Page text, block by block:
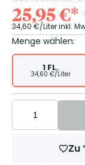
25,95€*
34,60 €/Literinkl.
Menge wählen:
1 FL.
34,60 €/Liter
Zu